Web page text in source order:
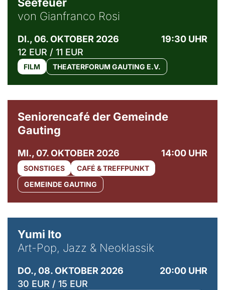
von Gianfranco Rosi
DI., 06. OKTOBER 2026
19:30 UHR
12 EUR / 11 EUR
FILM THEATERFORUM GAUTING E.V.
Seniorencafé der Gemeinde
Gauting
MI., 07. OKTOBER 2026 14:00 UHR
SONSTIGES
CAFÉ & TREFFPUNKT
GEMEINDE GAUTING
Yumi Ito
Art-Pop, Jazz & Neoklassik
DO., 08. OKTOBER 2026
20:00 UHR
30 EUR / 15 EUR